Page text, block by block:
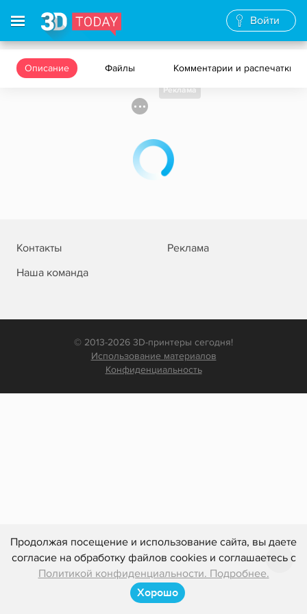
Продолжая посещение и использование сайта, вы даете
согласие на обработку файлов cookies и соглашаетесь с
Политикой конфиденциальности. Подробнее.
Хорошо
Войти
Описание Файлы Комментарии и распечатки
Реклама
Контакты
Реклама
Наша команда
© 2013-2026 3D-принтеры сегодня!
Использование материалов
Конфиденциальность